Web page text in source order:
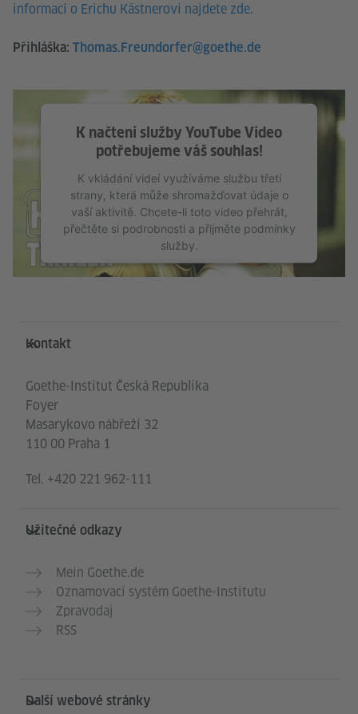
informací o Erichu Kästnerovi najdete zde.
Přihláška: Thomas.Freundorfer@goethe.de
K načtení služby YouTube Video
potřebujeme váš souhlas!
K vkládání videí využíváme službu třetí
strany, která může shromažďovat údaje o
vaší aktivitě. Chcete-li toto video přehrát,
přečtěte si podrobnosti a přijměte podmínky
služby.
Další informace
Service- und Informationsbereich
Kontakt
Goethe-Institut Česká Republika
Foyer
Masarykovo nábřeží 32
110 00 Praha 1
Tel. +420 221 962-111
Užitečné odkazy
Mein Goethe.de
Oznamovací systém Goethe-Institutu
Zpravodaj
RSS
Další webové stránky